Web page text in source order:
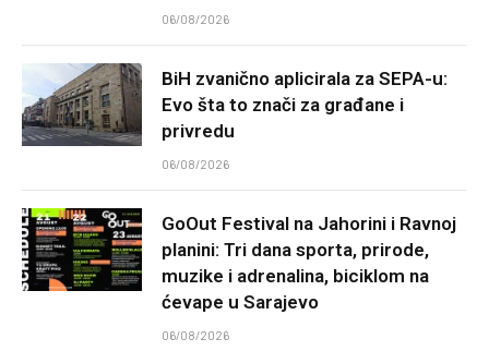
06/08/2026
BiH zvanično aplicirala za SEPA-u:
Evo šta to znači za građane i
privredu
06/08/2026
GoOut Festival na Jahorini i Ravnoj
planini: Tri dana sporta, prirode,
muzike i adrenalina, biciklom na
ćevape u Sarajevo
06/08/2026